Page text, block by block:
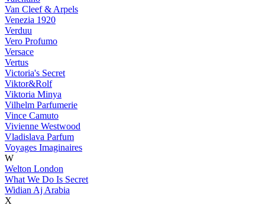
Van Cleef & Arpels
Venezia 1920
Verduu
Vero Profumo
Versace
Vertus
Victoria's Secret
Viktor&Rolf
Viktoria Minya
Vilhelm Parfumerie
Vince Camuto
Vivienne Westwood
Vladislava Parfum
Voyages Imaginaires
W
Welton London
What We Do Is Secret
Widian Aj Arabia
X